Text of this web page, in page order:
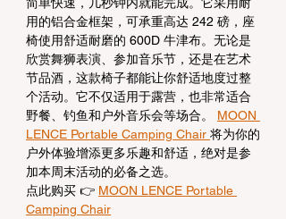
用的铝合金框架，可承重高达 242 磅，座
椅使用舒适耐磨的 600D 牛津布。无论是
欣赏舞狮表演、参加音乐节，还是在艺术
节品酒，这款椅子都能让你舒适地度过整
个活动。它不仅适用于露营，也非常适合
野餐、钓鱼和户外音乐会等场合。 MOON
LENCE Portable Camping Chair 将为你的
户外体验增添更多乐趣和舒适，绝对是参
加本周末活动的必备之选。
点此购买 👉 MOON LENCE Portable
Camping Chair